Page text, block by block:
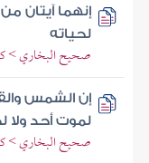
إنهما آيتان
لحياته
صحيح البخاري >
إن الشمس
لموت أحد ولا
صحيح البخاري >